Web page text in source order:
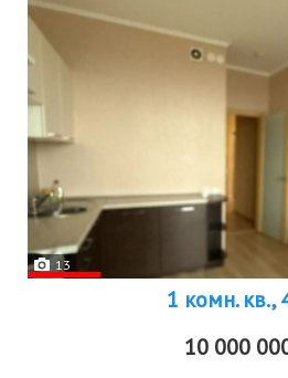
13
1 комн. кв.,
10 000